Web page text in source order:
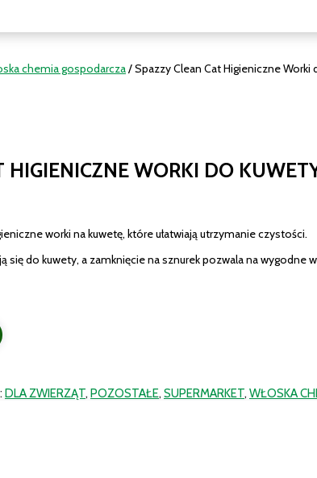
chemia gospodarcza/ Spazzy Clean Cat Higieniczne Worki
HIGIENICZNE WORKI DO
worki na kuwetę, które ułatwiają utrzymanie czystości.
się do kuwety, a zamknięcie na sznurek pozwala na wygodne
DLA ZWIERZĄT,POZOSTAŁE,SUPERMARKET,WŁOSKA